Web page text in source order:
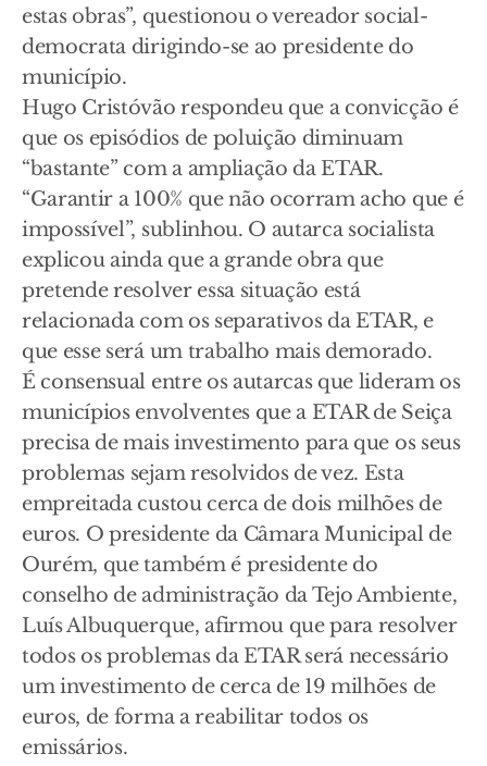
estas obras”, questionou o vereador social-
democrata dirigindo-se ao presidente do
município.
Hugo Cristóvão respondeu que a convicção é
que os episódios de poluição diminuam
“bastante” com a ampliação da ETAR.
“Garantir a 100% que não ocorram acho que é
impossível”, sublinhou. O autarca socialista
explicou ainda que a grande obra que
pretende resolver essa situação está
relacionada com os separativos da ETAR, e
que esse será um trabalho mais demorado.
É consensual entre os autarcas que lideram os
municípios envolventes que a ETAR de Seiça
precisa de mais investimento para que os seus
problemas sejam resolvidos de vez. Esta
empreitada custou cerca de dois milhões de
euros. O presidente da Câmara Municipal de
Ourém, que também é presidente do
conselho de administração da Tejo Ambiente,
Luís Albuquerque, afirmou que para resolver
todos os problemas da ETAR será necessário
um investimento de cerca de 19 milhões de
euros, de forma a reabilitar todos os
emissários.